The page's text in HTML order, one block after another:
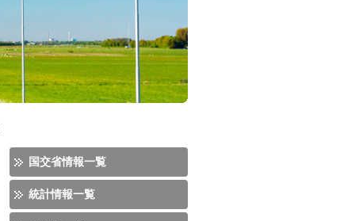
国交省情報一覧
統計情報一覧